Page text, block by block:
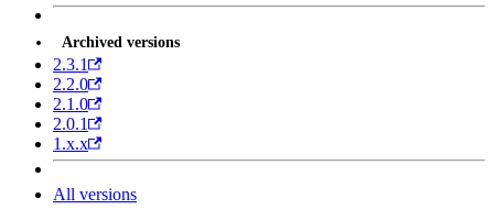
Archived versions
2.3.1
2.2.0
2.1.0
2.0.1
1.x.x
All versions